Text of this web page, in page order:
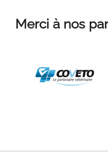
Merci à nos